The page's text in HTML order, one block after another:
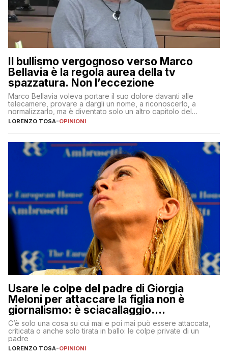
Il bullismo vergognoso verso Marco
Bellavia è la regola aurea della tv
spazzatura. Non l’eccezione
Marco Bellavia voleva portare il suo dolore davanti alle
telecamere, provare a dargli un nome, a riconoscerlo, a
normalizzarlo, ma è diventato solo un altro capitolo del
copione
LORENZO TOSA-OPINIONI
Usare le colpe del padre di Giorgia
Meloni per attaccare la figlia non è
giornalismo: è sciacallaggio.
Dimostriamo di essere diversi
C’è solo una cosa su cui mai e poi mai può essere attaccata,
criticata o anche solo tirata in ballo: le colpe private di un
padre
LORENZO TOSA-OPINIONI